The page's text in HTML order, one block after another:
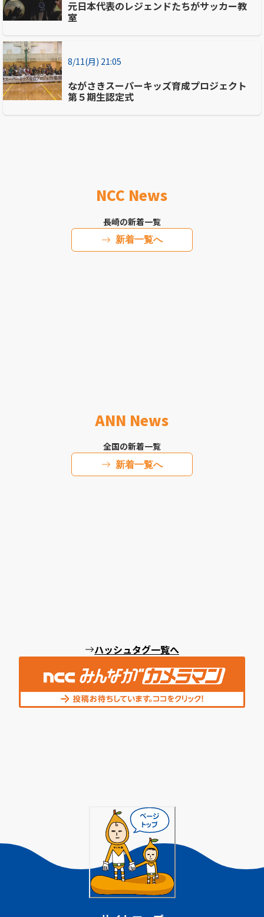
元日本代表のレジェンドたちがサッカー教
室
8/11(月) 21:05
ながさきスーパーキッズ育成プロジェクト
第５期生認定式
NCC News
長崎の新着一覧
新着一覧へ
ANN News
全国の新着一覧
新着一覧へ
ハッシュタグ一覧へ